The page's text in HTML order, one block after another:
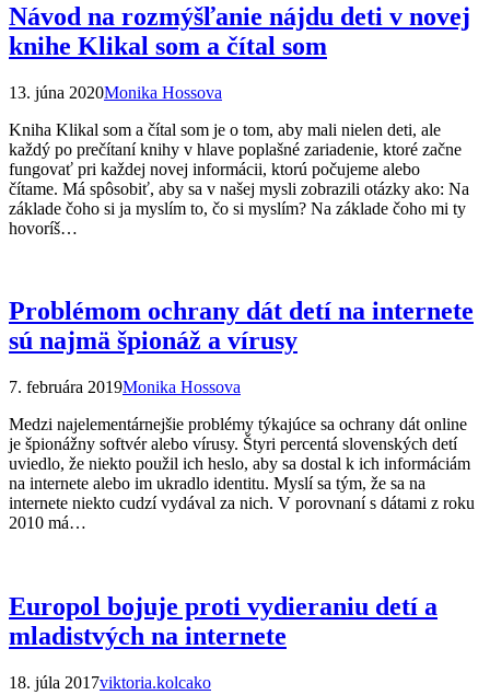
Návod na rozmýšľanie nájdu deti v novej
knihe Klikal som a čítal som
13. júna 2020Monika Hossova
Kniha Klikal som a čítal som je o tom, aby mali nielen deti, ale
každý po prečítaní knihy v hlave poplašné zariadenie, ktoré začne
fungovať pri každej novej informácii, ktorú počujeme alebo
čítame. Má spôsobiť, aby sa v našej mysli zobrazili otázky ako: Na
základe čoho si ja myslím to, čo si myslím? Na základe čoho mi ty
hovoríš…
Problémom ochrany dát detí na internete
sú najmä špionáž a vírusy
7. februára 2019Monika Hossova
Medzi najelementárnejšie problémy týkajúce sa ochrany dát online
je špionážny softvér alebo vírusy. Štyri percentá slovenských detí
uviedlo, že niekto použil ich heslo, aby sa dostal k ich informáciám
na internete alebo im ukradlo identitu. Myslí sa tým, že sa na
internete niekto cudzí vydával za nich. V porovnaní s dátami z roku
2010 má…
Europol bojuje proti vydieraniu detí a
mladistvých na internete
18. júla 2017viktoria.kolcako